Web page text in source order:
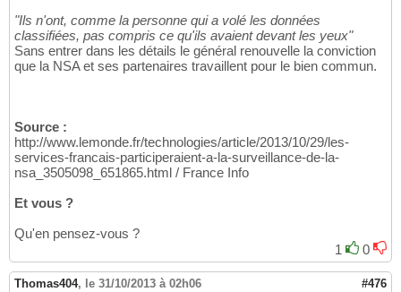
"Ils n'ont, comme la personne qui a volé les données
classifiées, pas compris ce qu'ils avaient devant les yeux"
Sans entrer dans les détails le général renouvelle la conviction
que la NSA et ses partenaires travaillent pour le bien commun.
Source :
http://www.lemonde.fr/technologies/article/2013/10/29/les-
services-francais-participeraient-a-la-surveillance-de-la-
nsa_3505098_651865.html / France Info
Et vous ?
Qu'en pensez-vous ?
1
0
Thomas404, le 31/10/2013 à 02h06 #476